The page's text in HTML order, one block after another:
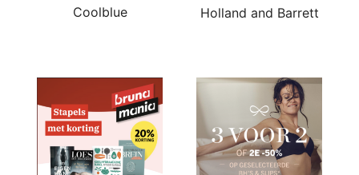
Coolblue Holland and Barrett